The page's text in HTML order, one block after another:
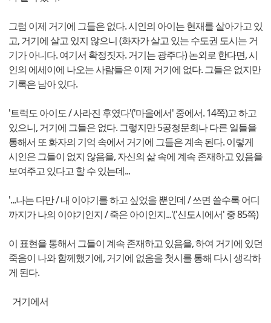
그럼 이제 거기에 그들은 없다. 시인의 아이는 현재를 살아가고 있
고, 거기에 살고 있지 않으니 (화자가 살고 있는 수도권 도시는 거
기가 아니다. 여기서 확정짓자. 거기는 광주다) 논외로 한다면, 시
인의 에세이에 나오는 사람들은 이제 거기에 없다. 그들은 없지만
기록은 남아 있다.
'트럭도 아이도 / 사라진 후였다'('마을에서' 중에서. 14쪽)고 하고
있으니, 거기에 그들은 없다. 그렇지만 5공청문회나 다른 일들을
통해서 또 화자의 기억 속에서 거기에 그들은 계속 된다. 이렇게
시인은 그들이 없지 않음을, 자신의 삶 속에 계속 존재하고 있음을
보여주고 있다고 할 수 있는데...
'...나는 다만 / 내 이야기를 하고 싶었을 뿐인데 / 쓰면 쓸수록 어디
까지가 나의 이야기인지 / 죽은 아이인지...'('신도시에서' 중 85쪽)
이 표현을 통해서 그들이 계속 존재하고 있음을, 하여 거기에 있던
죽음이 나와 함께했기에, 거기에 없음을 첫시를 통해 다시 생각하
게 된다.
거기에서